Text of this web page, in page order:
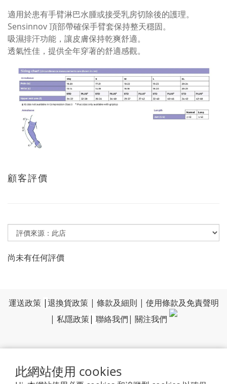
此網站使用 cookies
適用於患有手臂淋巴水腫或接受乳房切除後的護理。
Sensinnov 頂部帶確保手臂套保持整天穩固。
吸濕排汗功能，讓皮膚保持乾爽舒適。
透氣性佳，提供全年穿著的舒適感觀。
顧客評價
尚未有任何評價
運送政策 |退換貨政策| 條款及細則 | 使用條款及免責聲明
| 私隱政策| 聯絡我們| 關注我們